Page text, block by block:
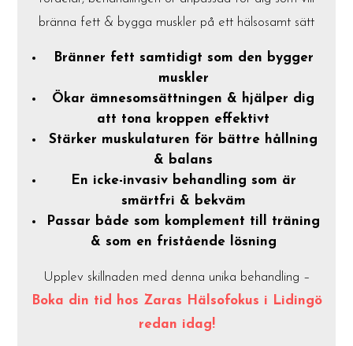
bränna fett & bygga muskler på ett hälsosamt sätt
Bränner fett samtidigt som den bygger
muskler
Ökar ämnesomsättningen & hjälper dig
att tona kroppen effektivt
Stärker muskulaturen för bättre hållning
& balans
En icke-invasiv behandling som är
smärtfri & bekväm
Passar både som komplement till träning
& som en fristående lösning
Upplev skillnaden med denna unika behandling –
Boka din tid hos Zaras Hälsofokus i Lidingö
redan idag!